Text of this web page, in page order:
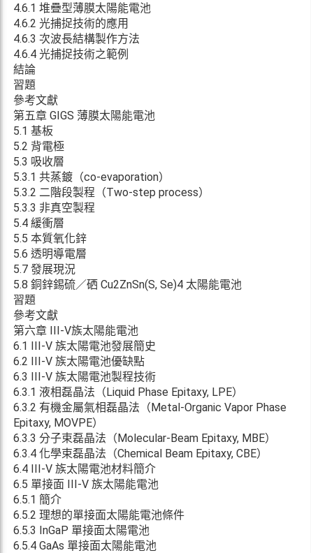
4.6.1 堆疊型薄膜太陽能電池
4.6.2 光捕捉技術的應用
4.6.3 次波長結構製作方法
4.6.4 光捕捉技術之範例
結論
習題
參考文獻
第五章 GIGS 薄膜太陽能電池
5.1 基板
5.2 背電極
5.3 吸收層
5.3.1 共蒸鍍（co-evaporation）
5.3.2 二階段製程（Two-step process）
5.3.3 非真空製程
5.4 緩衝層
5.5 本質氧化鋅
5.6 透明導電層
5.7 發展現況
5.8 銅鋅錫硫／硒 Cu2ZnSn(S, Se)4 太陽能電池
習題
參考文獻
第六章 III-V族太陽能電池
6.1 III-V 族太陽電池發展簡史
6.2 III-V 族太陽電池優缺點
6.3 III-V 族太陽電池製程技術
6.3.1 液相磊晶法（Liquid Phase Epitaxy, LPE）
6.3.2 有機金屬氣相磊晶法（Metal-Organic Vapor Phase
Epitaxy, MOVPE）
6.3.3 分子束磊晶法（Molecular-Beam Epitaxy, MBE）
6.3.4 化學束磊晶法（Chemical Beam Epitaxy, CBE）
6.4 III-V 族太陽電池材料簡介
6.5 單接面 III-V 族太陽能電池
6.5.1 簡介
6.5.2 理想的單接面太陽能電池條件
6.5.3 InGaP 單接面太陽電池
6.5.4 GaAs 單接面太陽能電池